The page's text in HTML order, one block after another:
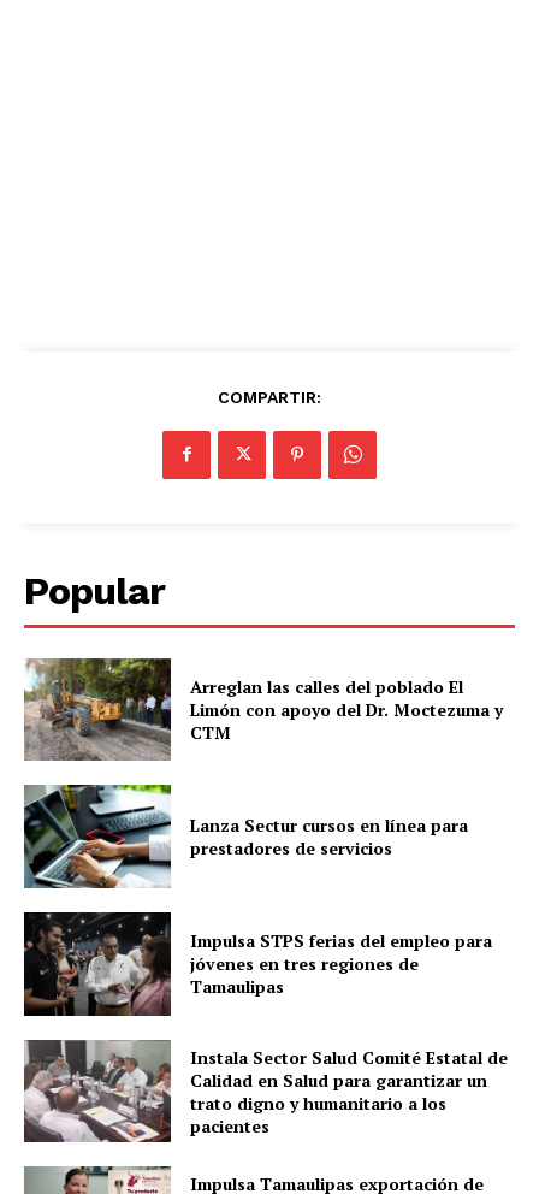
COMPARTIR:
Popular
Arreglan las calles del poblado El
Limón con apoyo del Dr. Moctezuma y
CTM
Lanza Sectur cursos en línea para
prestadores de servicios
Impulsa STPS ferias del empleo para
jóvenes en tres regiones de
Tamaulipas
Instala Sector Salud Comité Estatal de
Calidad en Salud para garantizar un
trato digno y humanitario a los
pacientes
Impulsa Tamaulipas exportación de